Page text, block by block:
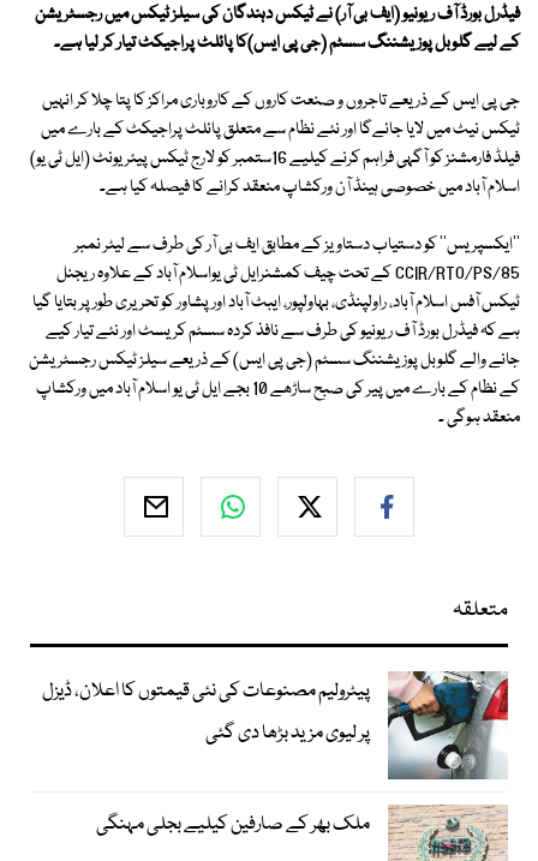
فیڈرل بورڈ آف ریونیو (ایف بی آر) نے ٹیکس دہندگان کی سیلز ٹیکس میں رجسٹریشن
کے لیے گلوبل پوزیشننگ سسٹم (جی پی ایس)کا پائلٹ پراجیکٹ تیار کر لیا ہے۔
جی پی ایس کے ذریعے تاجروں و صنعت کاروں کے کاروباری مراکز کا پتا چلا کر انہیں
ٹیکس نیٹ میں لایا جائےگا اور نئے نظام سے متعلق پائلٹ پراجیکٹ کے بارے میں
فیلڈ فارمشنز کو آگہی فراہم کرنے کیلیے 16ستمبر کو لارج ٹیکس پیئر یونٹ (ایل ٹی یو)
اسلام آباد میں خصوصی ہینڈ آن ورکشاپ منعقد کرانے کا فیصلہ کیا ہے۔
''ایکسپریس'' کو دستیاب دستاویز کے مطابق ایف بی آر کی طرف سے لیٹر نمبر
CCIR/RTO/PS/85 کے تحت چیف کمشنرایل ٹی یواسلام آباد کے علاوہ ریجنل
ٹیکس آفس اسلام آباد، راولپنڈی، بہاولپور، ایبٹ آباد اور پشاور کو تحریری طور پر بتایا گیا
ہے کہ فیڈرل بورڈ آف ریونیو کی طرف سے نافذ کردہ سسٹم کریسٹ اور نئے تیار کیے
جانے والے گلوبل پوزیشننگ سسٹم (جی پی ایس) کے ذریعے سیلز ٹیکس رجسٹریشن
کے نظام کے بارے میں پیر کی صبح ساڑھے 10 بجے ایل ٹی یو اسلام آباد میں ورکشاپ
منعقد ہوگی ۔
متعلقہ
پیٹرولیم مصنوعات کی نئی قیمتوں کا اعلان، ڈیزل
پر لیوی مزید بڑھا دی گئی
ملک بھر کے صارفین کیلیے بجلی مہنگی